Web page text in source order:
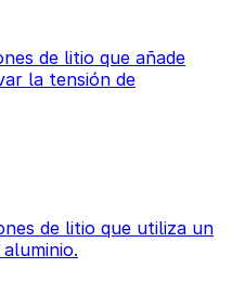
de litio que añade
la tensión de
de litio que utiliza un